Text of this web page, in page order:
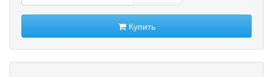
Купить